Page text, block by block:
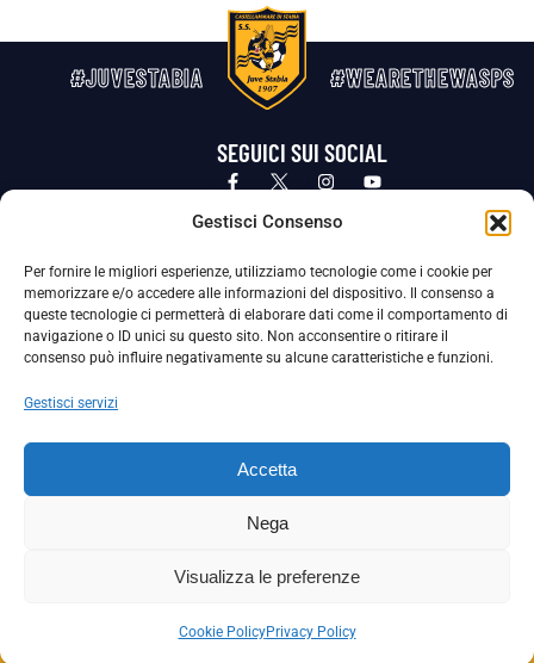
Gestisci Consenso
Per fornire le migliori esperienze, utilizziamo tecnologie come i cookie per
memorizzare e/o accedere alle informazioni del dispositivo. Il consenso a
queste tecnologie ci permetterà di elaborare dati come il comportamento di
navigazione o ID unici su questo sito. Non acconsentire o ritirare il
consenso può influire negativamente su alcune caratteristiche e funzioni.
Gestisci servizi
Accetta
Nega
Visualizza le preferenze
Cookie PolicyPrivacy Policy
#JUVESTABIA #WEARETHEWASPS
SEGUICI SUI SOCIAL
Privacy Policy Cookie Policy
La Società ha nominato il Responsabile della Protezione dei Dati Personali (DPO), figura specializzata che vigila sulle modalità
adottate dalla nostra Società per tutelare i Suoi dati personali.
Per contattare il DPO può scrivere a
La Società ha inoltre adottato un proprio Codice Etico, consultabile al seguente link:
Scarica il Codice Etico
Copyright © 2024 – S.S. JUVE STABIA 1907 | P.IVA: 04246411211 | Tutti i diritti sono riservati | Made with